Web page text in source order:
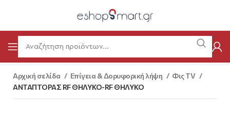
Αρχική σελίδα Επίγεια & Δορυφορική λήψη
Φις TV
ΑΝΤΑΠΤΟΡΑΣ RF ΘΗΛΥΚΟ-RF ΘΗΛΥΚΟ